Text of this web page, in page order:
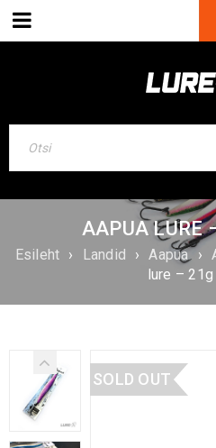
AAPUA LURE
Esileht › Landid › Aapua ›
lure – 21g
SOLD OUT